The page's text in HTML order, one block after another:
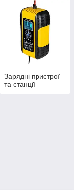
Зарядні пристрої
та станції